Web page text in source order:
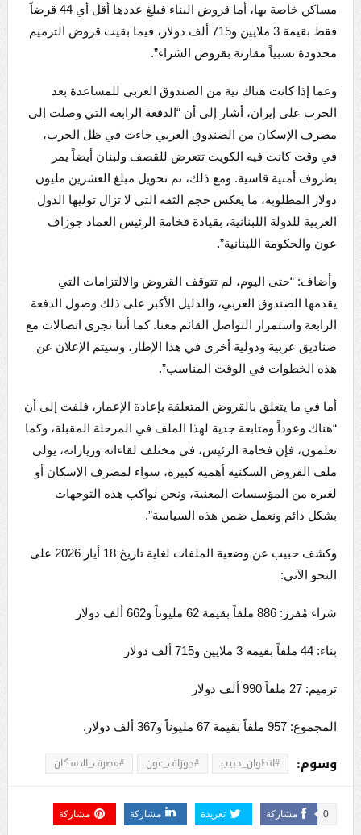
مساكن خاصة بها، أما قروض البناء فبلغ عددها أقل أي 44 قرضاً
فقط بقيمة 3 ملايين و715 ألف دولار، فيما بقيت قروض الترميم
محدودة نسبياً مقارنة بقروض الشراء”.
وعما إذا كانت هناك نية من الصندوق العربي للمساعدة بعد
الحرب على إيران، أشار إلى أن “الدفعة الرابعة التي وصلت إلى
مصرف الإسكان من الصندوق العربي جاءت في ظل الحرب،
في وقت كانت فيه الكويت تتعرض للقصف ولبنان أيضاً يمر
بظروف أمنية قاسية. ومع ذلك، تم تحويل مبلغ العشرين مليون
دولار المطلوبة، ما يعكس حجم الثقة التي لا تزال توليها الدول
العربية للدولة اللبنانية، بقيادة فخامة الرئيس العماد جوزاف
عون والحكومة اللبنانية”.
وأضاف: “حتى اليوم، لم تتوقف القروض والالتزامات التي
يقدمها الصندوق العربي، والدليل الأكبر على ذلك وصول الدفعة
الرابعة واستمرار التواصل القائم معنا. كما أننا نجري اتصالات مع
صناديق عربية ودولية أخرى في هذا الإطار، وسيتم الإعلان عن
هذه الخطوات في الوقت المناسب”.
أما في ما يتعلق بالقروض المتعلقة بإعادة الإعمار، فلفت إلى أن
“هناك وعوداً ومتابعة جدية لهذا الملف في المرحلة المقبلة، وكما
تعلمون، فإن فخامة الرئيس، في مختلف لقاءاته وزياراته، يولي
ملف القروض السكنية أهمية كبيرة، سواء لمصرف الإسكان أو
لغيره من المؤسسات المعنية، ونحن نواكب هذه التوجهات
بشكل دائم ونعمل ضمن هذه السياسة”.
وكشف حبيب عن وضعية الملفات لغاية تاريخ 18 أيار 2026 على
النحو الآتي:
شراء مُفرز: 886 ملفاً بقيمة 62 مليوناً و662 ألف دولار
بناء: 44 ملفاً بقيمة 3 ملايين و715 ألف دولار
ترميم: 27 ملفاً 990 ألف دولار
المجموع: 957 ملفاً بقيمة 67 مليوناً و367 ألف دولار.
وسوم: #انطوان_حبيب #جوزاف_عون #مصرف_الاسكان
مشاركة 0 تغريدة مشاركة مشاركة